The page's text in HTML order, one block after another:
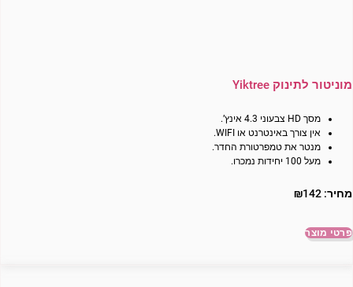
מוניטור לתינוק Yiktree
מסך HD צבעוני 4.3 אינץ’.
אין צורך באינטרנט או WIFI.
מנטר את טמפרטורת החדר.
מעל 100 יחידות נמכרו.
מחיר: ₪142
פרטי מוצר